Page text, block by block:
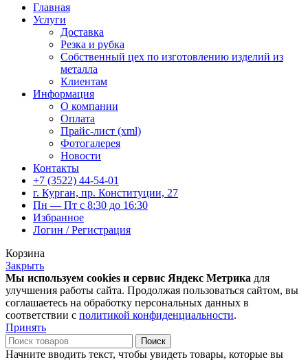
Главная
Услуги
Доставка
Резка и рубка
Собственный цех по изготовлению изделий из
металла
Клиентам
Информация
О компании
Оплата
Прайс-лист (xml)
Фотогалерея
Новости
Контакты
+7 (3522) 44-54-01
г. Курган, пр. Конституции, 27
Пн — Пт с 8:30 до 16:30
Избранное
Логин / Регистрация
Корзина
Закрыть
Мы используем cookies и сервис Яндекс Метрика для
улучшения работы сайта. Продолжая пользоваться сайтом, вы
соглашаетесь на обработку персональных данных в
соответствии с политикой конфиденциальности.
Принять
Поиск
Начните вводить текст, чтобы увидеть товары, которые вы